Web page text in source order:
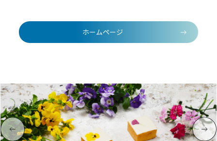
ホームページ